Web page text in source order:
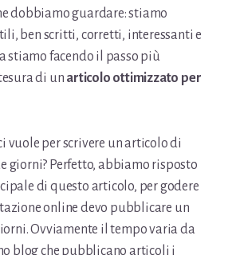
dobbiamo guardare: stiamo
ben scritti, corretti, interessanti e
stiamo facendo il passo più
di un articolo ottimizzato per
vuole per scrivere un articolo di
giorni? Perfetto, abbiamo risposto
di questo articolo, per godere
online devo pubblicare un
Ovviamente il tempo varia da
blog che pubblicano articoli i